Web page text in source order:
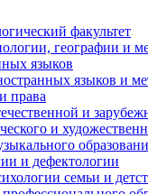
факультет
географии и
языков
языков и
права
и
и
и дефектологии
семьи и